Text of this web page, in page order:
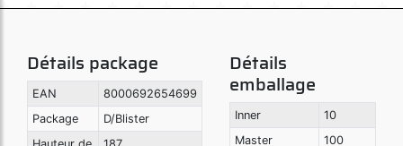
Détails package
EAN
8000692654699
Package
D/Blister
Détails
emballage
Inner
10
Master
100